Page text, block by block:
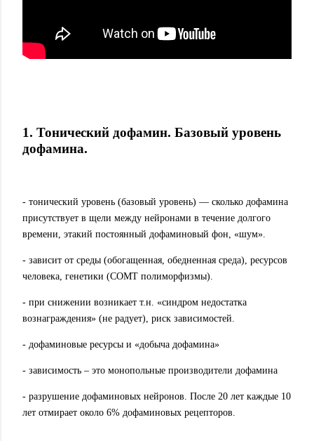
1. Тонический дофамин. Базовый уровень
дофамина.
- тонический уровень (базовый уровень) — сколько дофамина
присутствует в щели между нейронами в течение долгого
времени, этакий постоянный дофаминовый фон, «шум».
- зависит от среды (обогащенная, обедненная среда), ресурсов
человека, генетики (СOMT полиморфизмы).
- при снижении возникает т.н. «синдром недостатка
вознаграждения» (не радует), риск зависимостей.
- дофаминовые ресурсы и «добыча дофамина»
- зависимость – это монопольные производители дофамина
- разрушение дофаминовых нейронов. После 20 лет каждые 10
лет отмирает около 6% дофаминовых рецепторов.